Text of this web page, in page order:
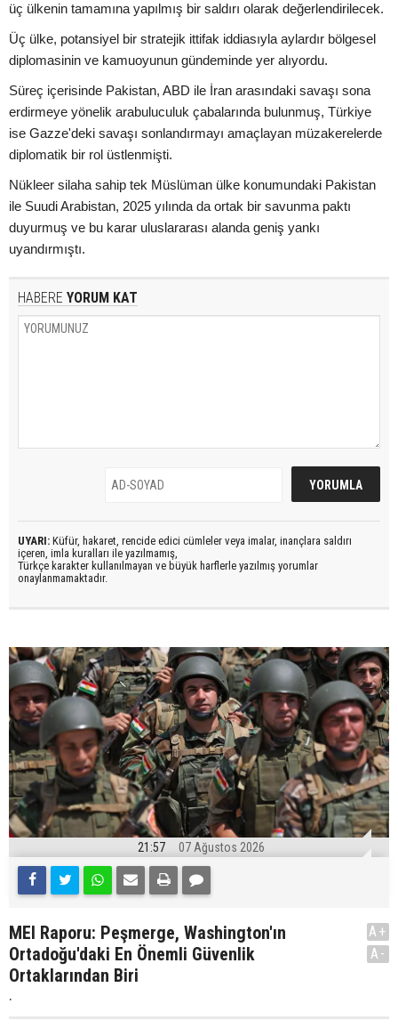
üç ülkenin tamamına yapılmış bir saldırı olarak değerlendirilecek.
Üç ülke, potansiyel bir stratejik ittifak iddiasıyla aylardır bölgesel
diplomasinin ve kamuoyunun gündeminde yer alıyordu.
Süreç içerisinde Pakistan, ABD ile İran arasındaki savaşı sona
erdirmeye yönelik arabuluculuk çabalarında bulunmuş, Türkiye
ise Gazze'deki savaşı sonlandırmayı amaçlayan müzakerelerde
diplomatik bir rol üstlenmişti.
Nükleer silaha sahip tek Müslüman ülke konumundaki Pakistan
ile Suudi Arabistan, 2025 yılında da ortak bir savunma paktı
duyurmuş ve bu karar uluslararası alanda geniş yankı
uyandırmıştı.
HABERE YORUM KAT
UYARI: Küfür, hakaret, rencide edici cümleler veya imalar, inançlara saldırı
içeren, imla kuralları ile yazılmamış,
Türkçe karakter kullanılmayan ve büyük harflerle yazılmış yorumlar
onaylanmamaktadır.
21:57 07 Ağustos 2026
MEI Raporu: Peşmerge, Washington'ın
Ortadoğu'daki En Önemli Güvenlik
Ortaklarından Biri
.
A+
A-